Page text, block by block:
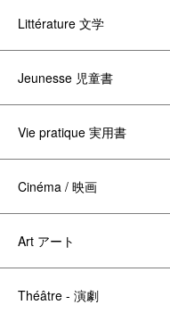
Littérature 文学
Jeunesse 児童書
Vie pratique 実用書
Cinéma / 映画
Art アート
Théâtre - 演劇